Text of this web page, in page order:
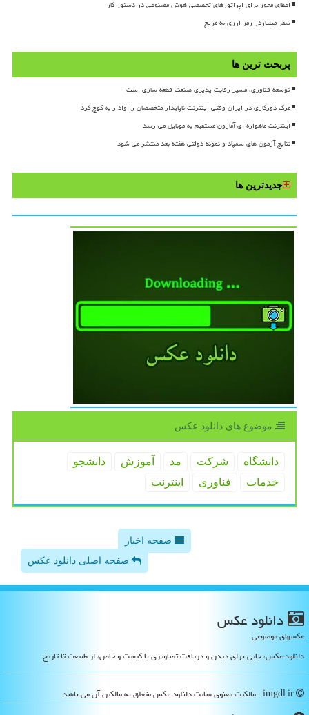
اعطای مجوز برای اپراتورهای تخصصی هوش مصنوعی در دستور کار
سفر میلیاردر رمز ارزی به مریخ
پربحث ترین ها
توسعه فناوری، مسیر رقابت پذیری صنعت قطعه سازی است
مرگ دورکاری در ایران وقتی اینترنت ناپایدار متخصصان را وادار به کوچ کرد
اینترنت ماهواره ای آمازون مستقیم به موبایل می رسد
نتایج آزمون های سمپاد و نمونه دولتی هفته بعد منتشر می شود
جدیدترین ها
موضوع های دانلود عكس
دانشگاه شركت مد آموزش
دانشجو
خدمات
فناوری اینترنت
صفحه اخبار
صفحه اصلی دانلود عکس
دانلود عكس
عکسهای موضوعی
دانلود عکس، جایی برای دیدن و دریافت تصاویری با کیفیت و خاص، از طبیعت تا تاریخ